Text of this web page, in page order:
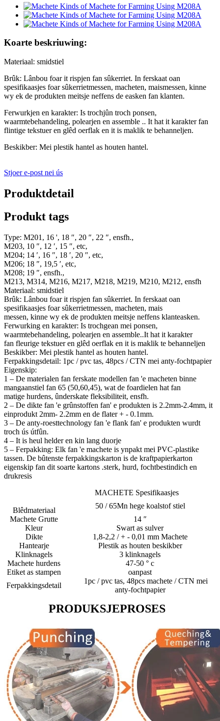
Koarte beskriuwing:
Materiaal: smidstiel
Brûk: Lânbou foar it rispjen fan sûkerriet. In ferskaat oan
spesifikaasjes foar sûkerrietmessen, macheten, maismessen, kinne
wy ​​ek de produkten meitsje neffens de easken fan klanten.
Ferwurkjen en karakter: Is trochjûn troch ponsen,
waarmtebehandeling, polearjen en assemble .. It hat it karakter fan
flintige tekstuer en glêd oerflak en it is maklik te behanneljen.
Beskikber: Mei plestik hantel as houten hantel.
Stjoer e-post nei ús
Produktdetail
Produkt tags
Type: M201, 16 ', 18 ″, 20 ″, 22 ″, ensfh.,
M203, 10 ″, 12 ′, 15 ″, etc,
M204; 14 ′, 16 ″, 18 ′, 20 ″, etc,
M206; 18 ″, 19,5 ′, etc,
M208; 19 ″, ensfh.,
M213, M314, M216, M217, M218, M219, M210, M212, ensfh
Materiaal: smidstiel
Brûk: Lânbou foar it rispjen fan sûkerriet. In ferskaat oan
spesifikaasjes foar sûkerrietmessen, macheten, mais
messen, kinne wy ​​ek de produkten meitsje neffens klanteasken.
Ferwurking en karakter: Is trochgean mei ponsen,
waarmtebehandeling, polearjen en assemble..It hat it karakter
fan fleurige tekstuer en glêd oerflak en it is maklik te behanneljen
Beskikber: Mei plestik hantel as houten hantel.
Ferpakkingsdetail: 1pc / pvc tas, 48pcs / CTN mei anty-fochtpapier
Eigenskip:
1 – De materialen fan ferskate modellen fan 'e macheten binne
mangaanstiel fan 65 (50,60,45), wat de foardielen hat fan
matige hurdens, ûnderskate fleksibiliteit, ensfh.
2 – De dikte fan 'e grûnstoffen fan' e produkten is 2.2mm-2.4mm, it
einprodukt 2mm- 2.2mm en de flater + - 0.1mm.
3 – De anty-roesttechnology fan 'e flank fan' e produkten wurdt
troch ús útfûn.
4 – It is heul helder en kin lang duorje
5 – Ferpakking: Elk fan 'e machete is ynpakt mei PVC-plastike
tassen. De bûtenste ferpakkingskarton is de kraftpapierkarton
eigenskip fan dit soarte kartons .sterk, hurd, fochtbestindich en
drukresis
MACHETE Spesifikaasjes
Blêdmateriaal
50 / 65Mn hege koalstof stiel
Machete Grutte
14 ″
Kleur
Swart as sulver
Dikte
1,8-2,2 / + - 0,01 mm Machete
Hantearje
Plestik as houten beskikber
Klinknagels
3 klinknagels
Machete hurdens
47-50 ° c
Etiket as stampen
oanpast
Ferpakkingsdetail
1pc / pvc tas, 48pcs machete / CTN mei
anty-fochtpapier
PRODUKSJEPROSES